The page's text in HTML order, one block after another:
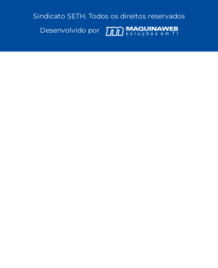
Sindicato SETH. Todos os direitos reservados
Desenvolvido por